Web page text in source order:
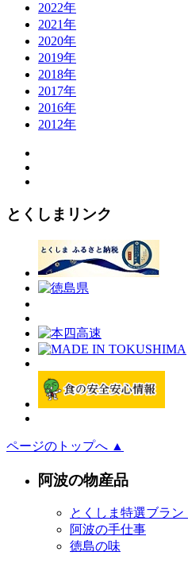
2022年
2021年
2020年
2019年
2018年
2017年
2016年
2012年
とくしまリンク
ページのトップへ ▲
阿波の物産品
とくしま特選ブラン
阿波の手仕事
徳島の味